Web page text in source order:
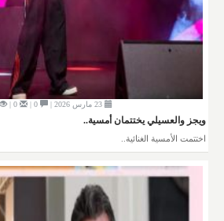
23 مارس 2026 | 0 |
0 |
ويجز والعسيلي يختتمان أمسية..
اختتمت الأمسية الغنائية..